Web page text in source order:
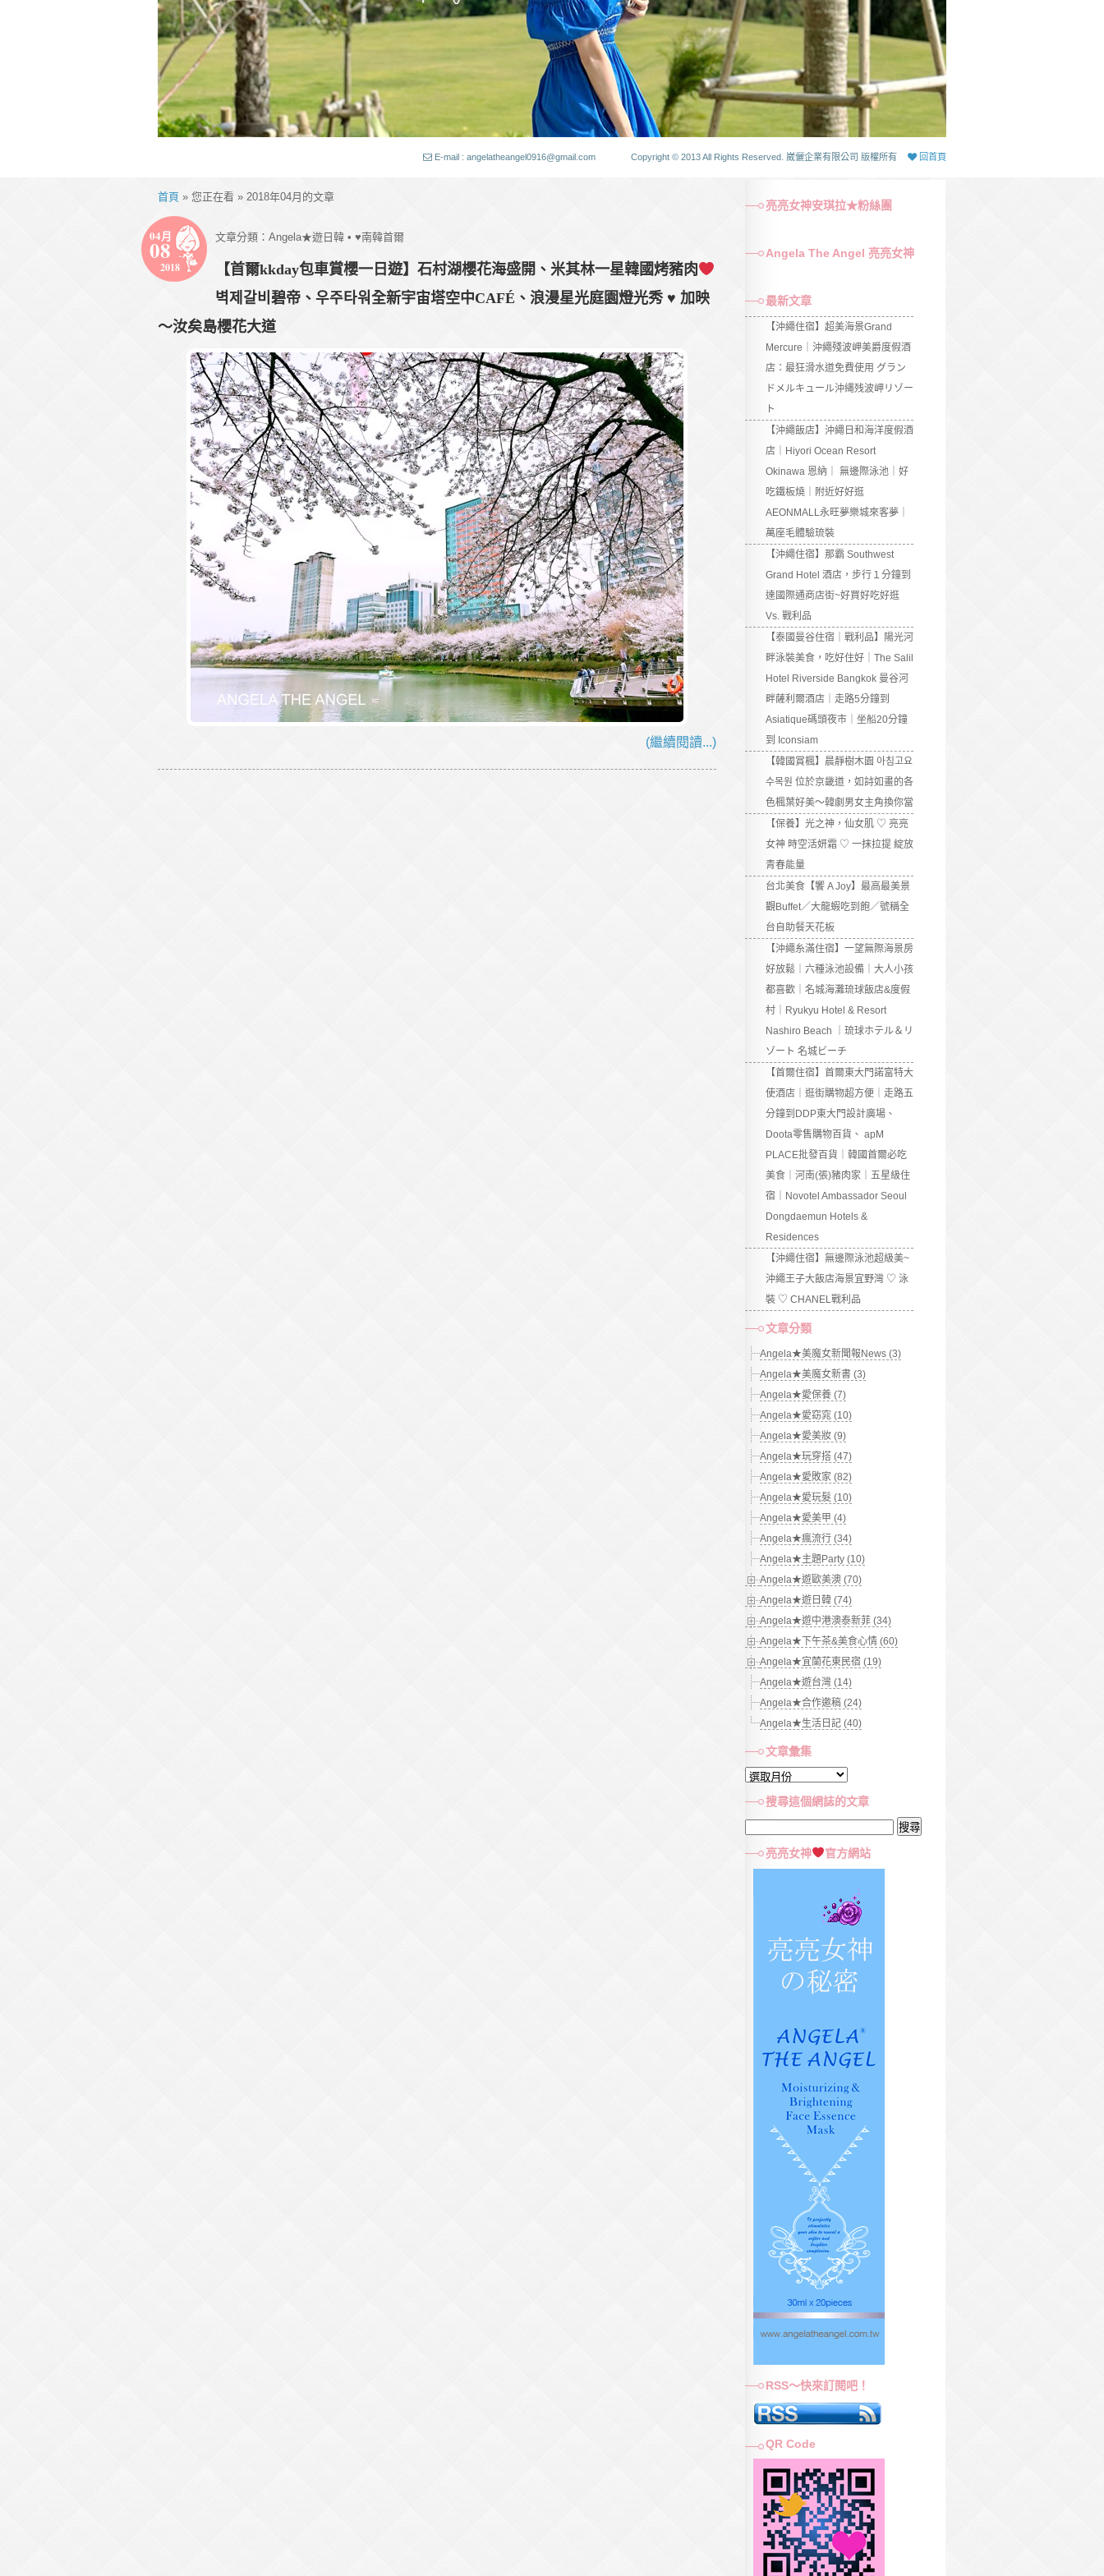
E-mail : angelatheangel0916@gmail.com Copyright © 2013 All Rights Reserved. 崴儷企業有限公司 版權所有 回首頁
首頁 » 您正在看 » 2018年04月的文章
04月
08
2018
文章分類： Angela★遊日韓 • ♥南韓首爾
【首爾kkday包車賞櫻一日遊】石村湖櫻花海盛開、米其林一星韓國烤豬肉
벽제갈비碧帝、우주타워全新宇宙塔空中CAFÉ、浪漫星光庭園燈光秀 ♥ 加映
～汝矣島櫻花大道
(繼續閱讀...)
亮亮女神安琪拉★粉絲團
Angela The Angel 亮亮女神
最新文章
【沖繩住宿】超美海景Grand
Mercure｜沖繩殘波岬美爵度假酒
店：最狂滑水道免費使用 グラン
ドメルキュール沖縄残波岬リゾー
ト
【沖繩飯店】沖繩日和海洋度假酒
店｜Hiyori Ocean Resort
Okinawa 恩納｜ 無邊際泳池｜好
吃鐵板燒｜附近好好逛
AEONMALL永旺夢樂城來客夢｜
萬座毛體驗琉裝
【沖繩住宿】那霸 Southwest
Grand Hotel 酒店，步行１分鐘到
達國際通商店街~好買好吃好逛
Vs. 戰利品
【泰國曼谷住宿｜戰利品】陽光河
畔泳裝美食，吃好住好｜The Salil
Hotel Riverside Bangkok 曼谷河
畔薩利爾酒店｜走路5分鐘到
Asiatique碼頭夜市｜坐船20分鐘
到 Iconsiam
【韓國賞楓】晨靜樹木園 아침고요
수목원 位於京畿道，如詩如畫的各
色楓葉好美～韓劇男女主角換你當
【保養】光之神，仙女肌 ♡ 亮亮
女神 時空活妍霜 ♡ 一抹拉提 綻放
青春能量
台北美食【饗 A Joy】最高最美景
觀Buffet／大龍蝦吃到飽／號稱全
台自助餐天花板
【沖繩糸滿住宿】一望無際海景房
好放鬆｜六種泳池設備｜大人小孩
都喜歡｜名城海灘琉球飯店&度假
村｜Ryukyu Hotel & Resort
Nashiro Beach ｜琉球ホテル＆リ
ゾート 名城ビーチ
【首爾住宿】首爾東大門諾富特大
使酒店｜逛街購物超方便｜走路五
分鐘到DDP東大門設計廣場、
Doota零售購物百貨、 apM
PLACE批發百貨｜韓國首爾必吃
美食｜河南(張)豬肉家｜五星級住
宿｜Novotel Ambassador Seoul
Dongdaemun Hotels &
Residences
【沖繩住宿】無邊際泳池超級美~
沖繩王子大飯店海景宜野灣 ♡ 泳
裝 ♡ CHANEL戰利品
文章分類
Angela★美魔女新聞報News (3)
Angela★美魔女新書 (3)
Angela★愛保養 (7)
Angela★愛窈窕 (10)
Angela★愛美妝 (9)
Angela★玩穿搭 (47)
Angela★愛敗家 (82)
Angela★愛玩髮 (10)
Angela★愛美甲 (4)
Angela★瘋流行 (34)
Angela★主題Party (10)
Angela★遊歐美澳 (70)
Angela★遊日韓 (74)
Angela★遊中港澳泰新菲 (34)
Angela★下午茶&美食心情 (60)
Angela★宜蘭花東民宿 (19)
Angela★遊台灣 (14)
Angela★合作邀稿 (24)
Angela★生活日記 (40)
文章彙集
文
彙
集
搜尋這個網誌的文章
關
亮亮女神 官方網站
RSS～快來訂閱吧！
QR Code